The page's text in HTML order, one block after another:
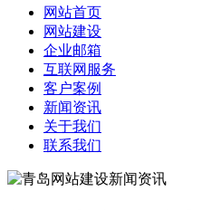
网站首页
网站建设
企业邮箱
互联网服务
客户案例
新闻资讯
关于我们
联系我们